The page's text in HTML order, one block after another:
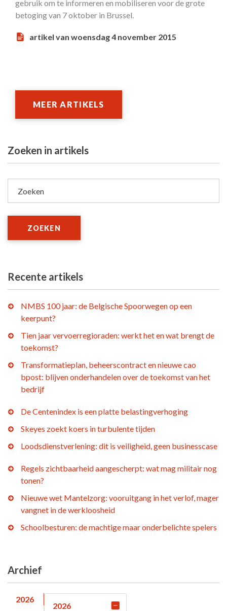
gebruik om te informeren en mobiliseren voor de grote
betoging van 7 oktober in Brussel.
artikel van woensdag 4 november 2015
MEER ARTIKELS
Zoeken in artikels
Zoeken
ZOEKEN
Recente artikels
NMBS 100 jaar: de Belgische Spoorwegen op een
keerpunt?
Tien jaar vervoerregioraden: werkt het en wat brengt de
toekomst?
Transformatieplan, beheerscontract en nieuwe cao
bpost: blijven onderhandelen over de toekomst van het
bedrijf
De Centenindex is een platte belastingverhoging
Skeyes zoekt koers in turbulente tijden
Loodsdienstverlening: dit is veiligheid, geen businesscase
Regels zichtbaarheid aangescherpt: wat mag militair nog
tonen?
Nieuwe wet Mantelzorg: vooruitgang in het verlof, mager
vangnet in de werkloosheid
Schoolbesturen: de machtige maar onderbelichte spelers
Archief
2026
2026